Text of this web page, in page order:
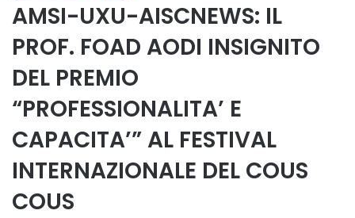
AMSI-UXU-AISCNEWS: IL
PROF. FOAD AODI INSIGNITO
DEL PREMIO
“PROFESSIONALITA’ E
CAPACITA’” AL FESTIVAL
INTERNAZIONALE DEL COUS
COUS